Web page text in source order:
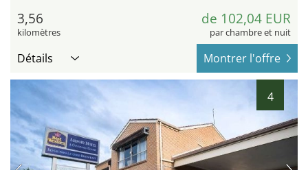
3,56
kilomètres
de 102,04 EUR
par chambre et nuit
Détails Montrer l'offre
4